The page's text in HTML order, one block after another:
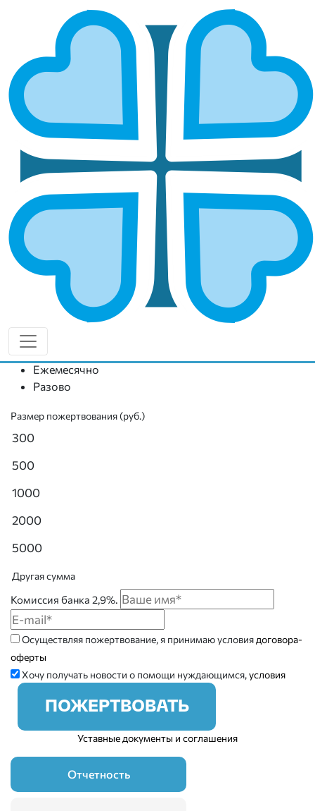
ПОДДЕРЖАТЬ ПРОЕКТ
ГЛАВНАЯ МЫ ПОМОГАЕМ ПОДДЕРЖАТЬ ПРОЕКТ
Поддержать проект
Карта
СМС
Выберите "ежемесячно" - это устойчивая и регулярная помощь
без дополнительных трат времени. Или можно пожертвовать
разово.
Ежемесячно
Разово
Размер пожертвования (руб.)
300
500
1000
2000
5000
Другая сумма
Комиссия банка 2,9%.
Осуществляя пожертвование, я принимаю условия договора-
оферты
Хочу получать новости о помощи нуждающимся,условия
ПОЖЕРТВОВАТЬ
Уставные документы и соглашения
Отчетность
Подписаться